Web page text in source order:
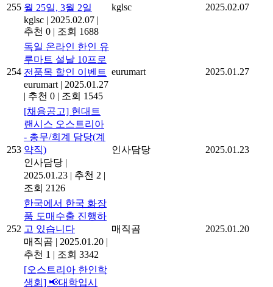
255 월 25일, 3월 2일
kglsc | 2025.02.07 |
추천 0 | 조회 1688
kglsc 2025.02.07
254
독일 온라인 한인 유
루마트 설날 10프로
전품목 할인 이벤트
eurumart | 2025.01.27
| 추천 0 | 조회 1545
eurumart 2025.01.27
253
[채용공고] 현대트
랜시스 오스트리아
- 총무/회계 담당(계
약직)
인사담당 |
2025.01.23 | 추천 2 |
조회 2126
인사담당 2025.01.23
252
한국에서 한국 화장
품 도매수출 진행하
고 있습니다
매직곰 | 2025.01.20 |
추천 1 | 조회 3342
매직곰 2025.01.20
[오스트리아 한인학
생회] 📢대학입시